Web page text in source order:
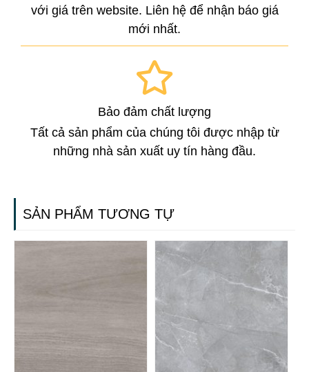
với giá trên website. Liên hệ để nhận báo giá
mới nhất.
Bảo đảm chất lượng
Tất cả sản phẩm của chúng tôi được nhập từ
những nhà sản xuất uy tín hàng đầu.
SẢN PHẨM TƯƠNG TỰ